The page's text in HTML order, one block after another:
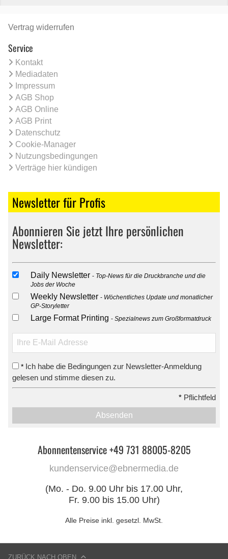
Vertrag widerrufen
Service
Kontakt
Mediadaten
Impressum
AGB Shop
AGB Online
AGB Print
Datenschutz
Cookie-Manager
Nutzungsbedingungen
Verträge hier kündigen
Newsletter für Profis
Abonnieren Sie jetzt Ihre persönlichen
Newsletter:
Daily Newsletter
Top-News für die Druckbranche und die
Jobs der Woche
Weekly Newsletter
Wöchentliches Update und monatlicher
GP-Storyletter
Large Format Printing Spezialnews zum Großformatdruck
* Ich habe die Bedingungen zur Newsletter-Anmeldung
gelesen und stimme diesen zu.
* Pflichtfeld
Absenden
Abonnentenservice +49 731 88005-8205
kundenservice@ebnermedia.de
(Mo. - Do. 9.00 Uhr bis 17.00 Uhr,
Fr. 9.00 bis 15.00 Uhr)
Alle Preise inkl. gesetzl. MwSt.
ZURÜCK NACH OBEN